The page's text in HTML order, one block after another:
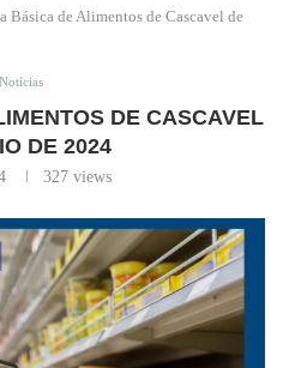
Básica de Alimentos de Cascavel de
Notícias
DE CASCAVEL
DE 2024
327 views